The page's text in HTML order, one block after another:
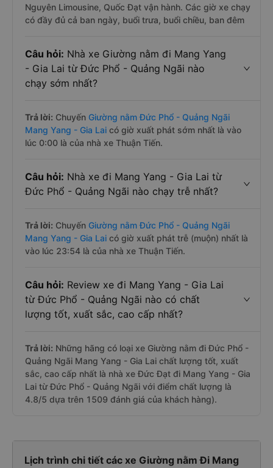
Nguyên Limousine, Quốc Đạt vận hành. Các giờ xe chạy
có đầy đủ cả ban ngày, buổi trưa, buổi chiều, ban đêm
Câu hỏi: Nhà xe Giường nằm đi Mang Yang
- Gia Lai từ Đức Phổ - Quảng Ngãi nào
chạy sớm nhất?
Trả lời: Chuyến Giường nằm Đức Phổ - Quảng Ngãi
Mang Yang - Gia Lai có giờ xuất phát sớm nhất là vào
lúc 0:00 là của nhà xe Thuận Tiến.
Câu hỏi: Nhà xe đi Mang Yang - Gia Lai từ
Đức Phổ - Quảng Ngãi nào chạy trễ nhất?
Trả lời: Chuyến Giường nằm Đức Phổ - Quảng Ngãi
Mang Yang - Gia Lai có giờ xuất phát trễ (muộn) nhất là
vào lúc 23:54 là của nhà xe Thuận Tiến.
Câu hỏi: Review xe đi Mang Yang - Gia Lai
từ Đức Phổ - Quảng Ngãi nào có chất
lượng tốt, xuất sắc, cao cấp nhất?
Trả lời: Những hãng có loại xe Giường nằm đi Đức Phổ -
Quảng Ngãi Mang Yang - Gia Lai chất lượng tốt, xuất
sắc, cao cấp nhất là nhà xe Đức Đạt đi Mang Yang - Gia
Lai từ Đức Phổ - Quảng Ngãi với điểm chất lượng là
4.8/5 dựa trên 1509 đánh giá của khách hàng).
Lịch trình chi tiết các xe Giường nằm Đi Mang